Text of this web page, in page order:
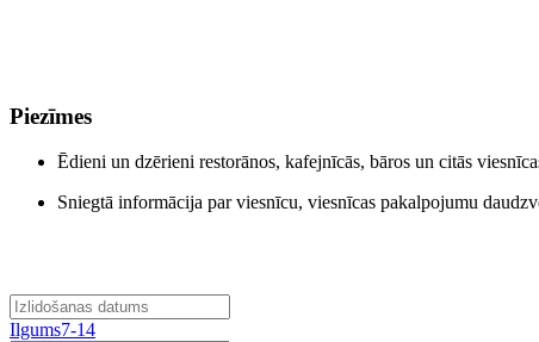
Piezīmes
Ēdieni un dzērieni restorānos, kafejnīcās, bāros un citās
Sniegtā informācija par viesnīcu, viesnīcas pakalpojumu
Ilgums7-14